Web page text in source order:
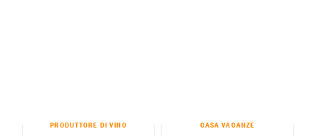
PRODUTTORE DI VINO CASA VACANZE